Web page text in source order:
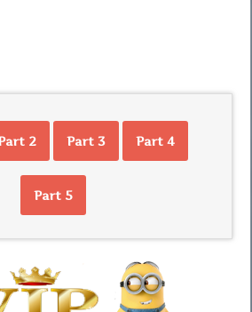
2 Part 3 Part 4
Part 5